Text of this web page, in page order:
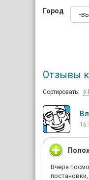
Город
Отзывы
Сортировать:
Вчера